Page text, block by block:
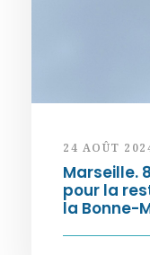
24 AOÛT
Marseille.
pour la
la Bonne-